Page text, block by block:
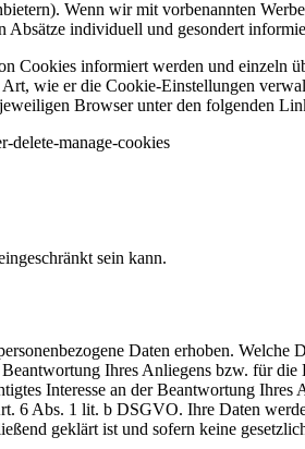
Wenn wir mit vorbenannten
Absätze individuell und gesondert
Cookies informiert werden und einzeln
wie er die Cookie-Einstellungen
Browser unter den folgenden
delete-manage-cookies
sein kann.
Daten erhoben. Welche
Ihres Anliegens bzw. für
Interesse an der Beantwortung
6 Abs. 1 lit. b DSGVO. Ihre Daten
geklärt ist und sofern keine